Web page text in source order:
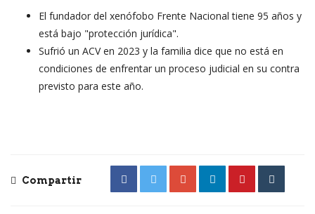
El fundador del xenófobo Frente Nacional tiene 95 años y
está bajo "protección jurídica".
Sufrió un ACV en 2023 y la familia dice que no está en
condiciones de enfrentar un proceso judicial en su contra
previsto para este año.
Compartir